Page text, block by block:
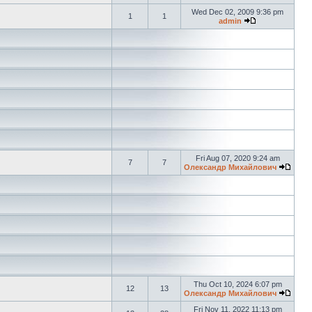
1 1
Wed Dec 02, 2009 9:36 pm
admin
7 7
Fri Aug 07, 2020 9:24 am
Олександр Михайлович
12 13
Thu Oct 10, 2024 6:07 pm
Олександр Михайлович
Fri Nov 11, 2022 11:13 pm